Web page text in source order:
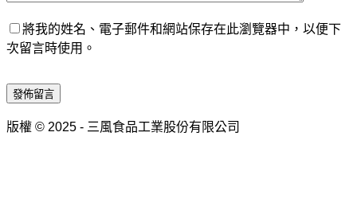
將我的姓名、電子郵件和網站保存在此瀏覽器中，以便下
次留言時使用。
發佈留言
版權 © 2025 - 三風食品工業股份有限公司